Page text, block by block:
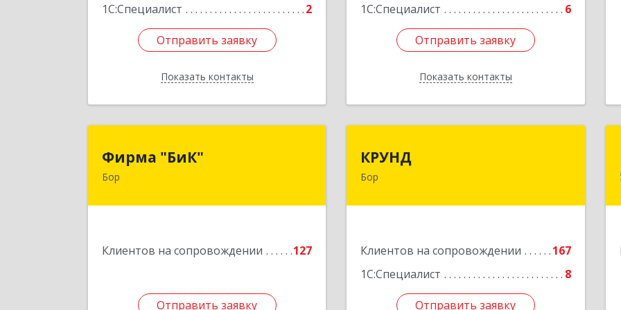
1С:Специалист
2
Отправить заявку
Показать контакты
Отправить заявку
Назад
1С:Специалист
6
Отправить заявку
Показать контакты
Отправить заявку
Назад
Фирма "БиК"
Бор
Клиентов на сопровождении 127
Отправить заявку
Отправить заявку
КРУНД
Бор
Клиентов на сопровождении
167
1С:Специалист
8
Отправить заявку
Отправить заявку